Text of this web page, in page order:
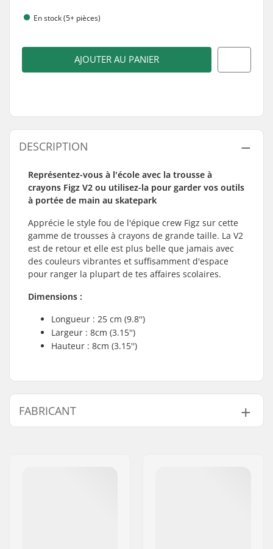
En stock (5+ pièces)
AJOUTER AU PANIER
DESCRIPTION
Représentez-vous à l'école avec la trousse à
crayons Figz V2 ou utilisez-la pour garder vos outils
à portée de main au skatepark
Apprécie le style fou de l'épique crew Figz sur cette
gamme de trousses à crayons de grande taille. La V2
est de retour et elle est plus belle que jamais avec
des couleurs vibrantes et suffisamment d'espace
pour ranger la plupart de tes affaires scolaires.
Dimensions :
Longueur : 25 cm (9.8'')
Largeur : 8cm (3.15'')
Hauteur : 8cm (3.15'')
FABRICANT